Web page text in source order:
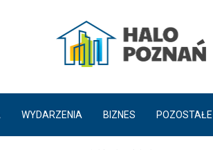
HaloPoznań.pl
WYDARZENIA BIZNES POZOSTAŁE